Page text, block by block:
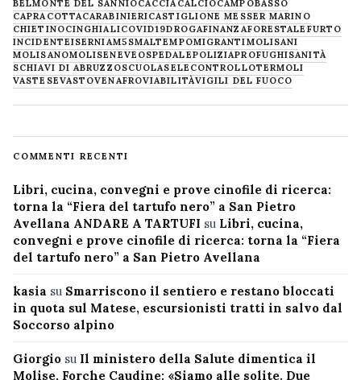
BELMONTE DEL SANNIOCACCIACALCIOCAMPOBASSO
CAPRACOTTACARABINIERICASTIGLIONE MESSER MARINO
CHIETINOCINGHIALICOVID19DROGAFINANZAFORESTALE FURTO
INCIDENTEISERNIAM5SMALTEMPOMIGRANTIMOLISANI
MOLISANOMOLISENEVE OSPEDALEPOLIZIAPROFUGHISANITÀ
SCHIAVI DI ABRUZZOSCUOLASELECONTROLLOTERMOLI
VASTESEVASTOVENAFROVIABILITÀVIGILI DEL FUOCO
COMMENTI RECENTI
Libri, cucina, convegni e prove cinofile di ricerca:
torna la “Fiera del tartufo nero” a San Pietro
Avellana ANDARE A TARTUFI su Libri, cucina,
convegni e prove cinofile di ricerca: torna la “Fiera
del tartufo nero” a San Pietro Avellana
kasia su Smarriscono il sentiero e restano bloccati
in quota sul Matese, escursionisti tratti in salvo dal
Soccorso alpino
Giorgio su Il ministero della Salute dimentica il
Molise, Forche Caudine: «Siamo alle solite. Due